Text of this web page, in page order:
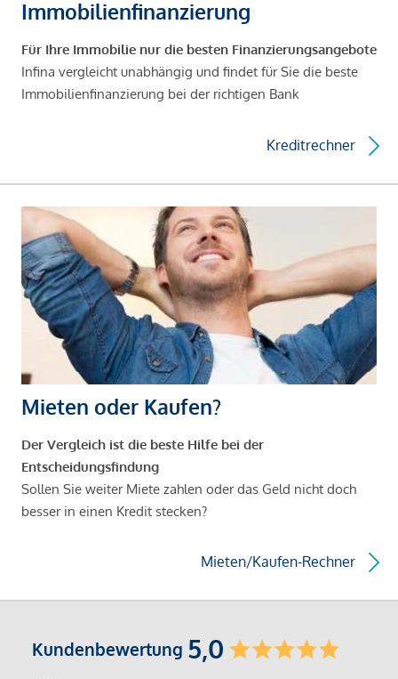
Immobilienfinanzierung
Für Ihre Immobilie nur die besten Finanzierungsangebote
Infina vergleicht unabhängig und findet für Sie die beste
Immobilienfinanzierung bei der richtigen Bank
Kreditrechner
Mieten oder Kaufen?
Der Vergleich ist die beste Hilfe bei der
Entscheidungsfindung
Sollen Sie weiter Miete zahlen oder das Geld nicht doch
besser in einen Kredit stecken?
Mieten/Kaufen-Rechner
Kundenbewertung 5,0